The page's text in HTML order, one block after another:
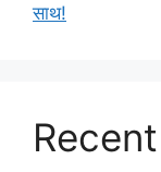
साथ!